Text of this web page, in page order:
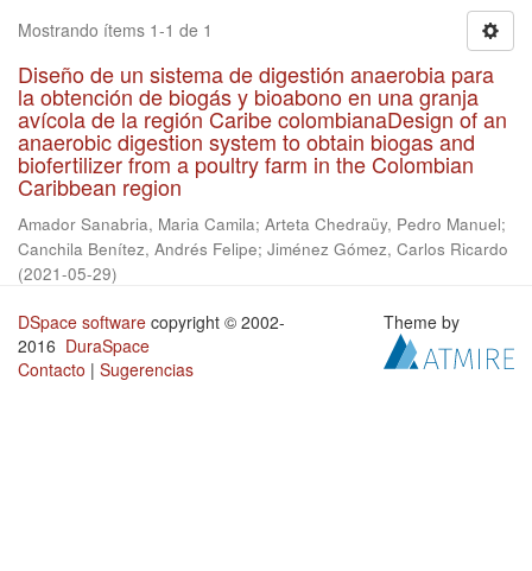
Mostrando ítems 1-1 de 1
Diseño de un sistema de digestión anaerobia para
la obtención de biogás y bioabono en una granja
avícola de la región Caribe colombianaDesign of an
anaerobic digestion system to obtain biogas and
biofertilizer from a poultry farm in the Colombian
Caribbean region
Amador Sanabria, Maria Camila; Arteta Chedraüy, Pedro Manuel;
Canchila Benítez, Andrés Felipe; Jiménez Gómez, Carlos Ricardo
(2021-05-29)
DSpace software copyright © 2002-
2016 DuraSpace
Contacto | Sugerencias
Theme by